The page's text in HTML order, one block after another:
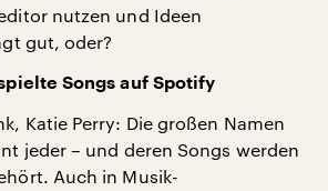
nutzen und Ideen
gut, oder?
Songs auf Spotify
Katie Perry: Die großen Namen
jeder – und deren Songs werden
Auch in Musik-